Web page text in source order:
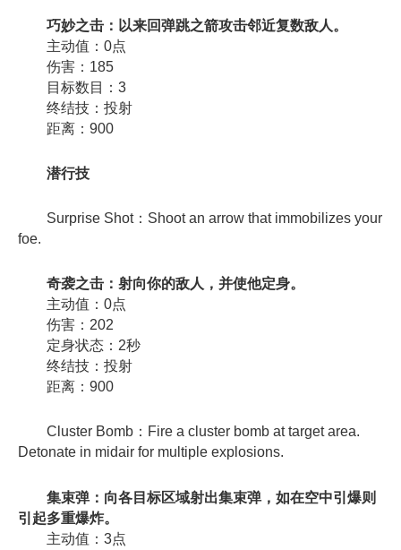
巧妙之击：以来回弹跳之箭攻击邻近复数敌人。
主动值：0点
伤害：185
目标数目：3
终结技：投射
距离：900
潜行技
Surprise Shot：Shoot an arrow that immobilizes your
foe.
奇袭之击：射向你的敌人，并使他定身。
主动值：0点
伤害：202
定身状态：2秒
终结技：投射
距离：900
Cluster Bomb：Fire a cluster bomb at target area.
Detonate in midair for multiple explosions.
集束弹：向各目标区域射出集束弹，如在空中引爆则
引起多重爆炸。
主动值：3点